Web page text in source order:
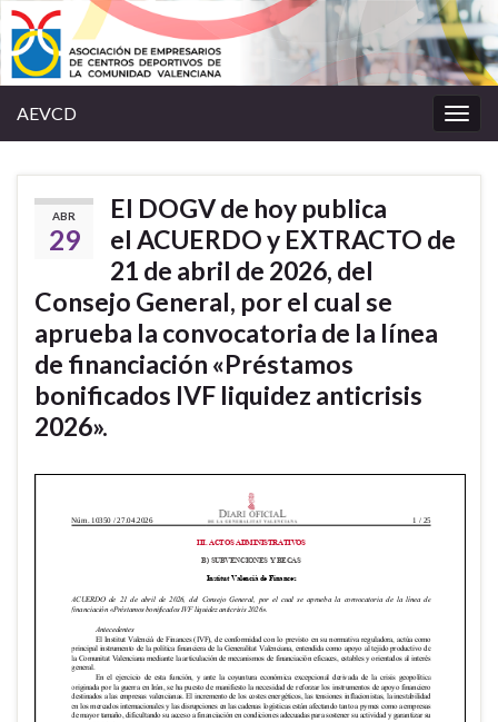
la
AEVCD
ABR
29
El DOGV de hoy publica
el ACUERDO y EXTRACTO de
21 de abril de 2026, del
Consejo General, por el cual se
aprueba la convocatoria de la línea
de financiación «Préstamos
bonificados IVF liquidez anticrisis
2026».